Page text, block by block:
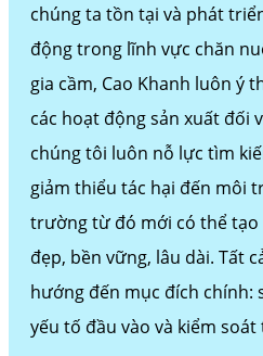
chúng ta tồn tại và phát
động trong lĩnh vực chăn
gia cầm, Cao Khanh luôn ý
các hoạt động sản xuất đối
chúng tôi luôn nỗ lực tìm
giảm thiểu tác hại đến môi
trường từ đó mới có thể
đẹp, bền vững, lâu dài. Tất
hướng đến mục đích chính:
yếu tố đầu vào và kiểm